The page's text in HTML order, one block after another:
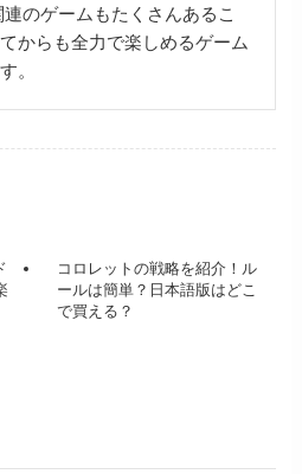
のゲームもたくさんあるこ
からも全力で楽しめるゲーム
。
コロレットの戦略を紹介！ル
ールは簡単？日本語版はどこ
で買える？